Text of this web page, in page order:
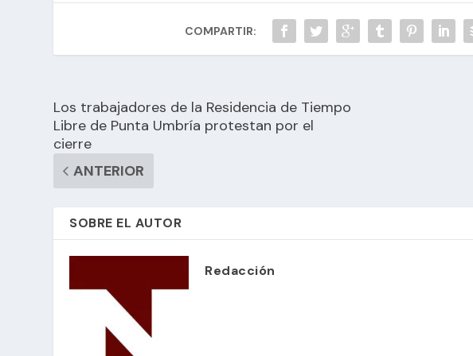
COMPARTIR:
Los trabajadores de la Residencia de Tiempo
Libre de Punta Umbría protestan por el
cierre
ANTERIOR
SOBRE EL AUTOR
Redacción